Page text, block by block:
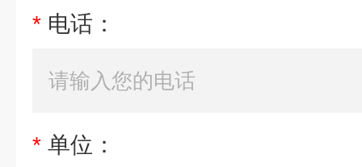
* 电话：
* 单位：